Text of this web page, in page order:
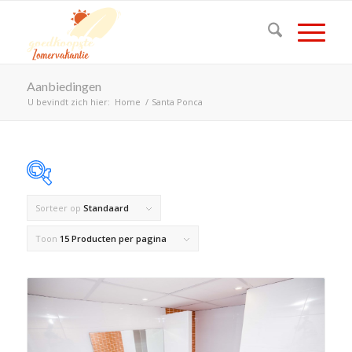
Aanbiedingen
U bevindt zich hier: Home / Santa Ponca
Op voorraad
Product Land
Product Maximaal aantal personen
Sorteer op Standaard
Toon 15 Producten per pagina